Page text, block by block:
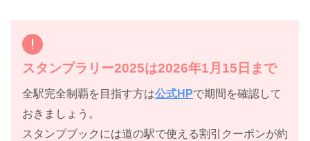
スタンプラリー2025は2026年1月15日まで
全駅完全制覇を目指す方は公式HPで期間を確認して
おきましょう。
スタンプブックには道の駅で使える割引クーポンが約